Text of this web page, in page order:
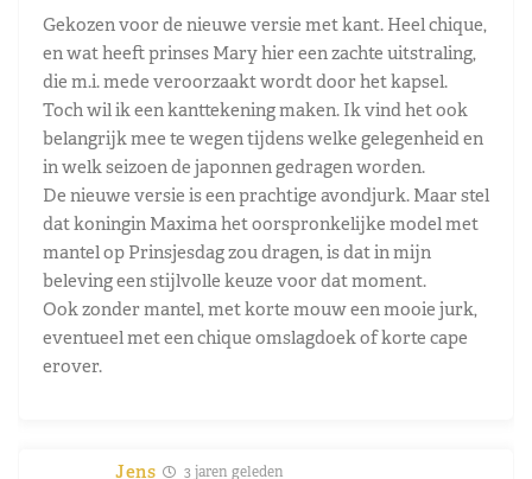
Gekozen voor de nieuwe versie met kant. Heel chique,
en wat heeft prinses Mary hier een zachte uitstraling,
die m.i. mede veroorzaakt wordt door het kapsel.
Toch wil ik een kanttekening maken. Ik vind het ook
belangrijk mee te wegen tijdens welke gelegenheid en
in welk seizoen de japonnen gedragen worden.
De nieuwe versie is een prachtige avondjurk. Maar stel
dat koningin Maxima het oorspronkelijke model met
mantel op Prinsjesdag zou dragen, is dat in mijn
beleving een stijlvolle keuze voor dat moment.
Ook zonder mantel, met korte mouw een mooie jurk,
eventueel met een chique omslagdoek of korte cape
erover.
Jens 3 jaren geleden